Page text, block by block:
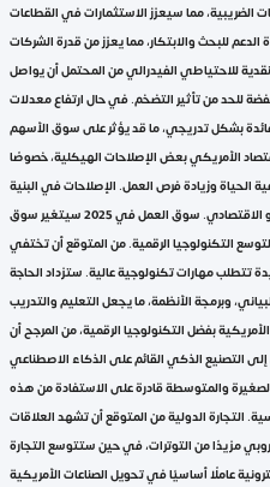
الضريبية، مما سيعزز الاستثمارات في القطاعات
للبحث والابتكار، مما يعزز من قدرة الشركات
للاحتياطي الفيدرالي من المحتمل أن يواصل
للحد من تأثير التضخم. في حال ارتفاع معدلات
بشكل تدريجي، ما قد يؤثر على سوق الأسهم
الأمريكي بعض الإصلاحات الهيكلية، خصوصًا
الحياة وزيادة فرص العمل. الإصلاحات في البنية
التحتية الرقمية أيضًا ستكون حاسمة لتسريع النمو الاقتصادي. سوق العمل في 2025 سيتغير سوق
بشكل كبير بحلول 2025 نتيجة لتوسع التكنولوجيا الرقمية. من المتوقع أن تختفي
تتطلب مهارات تكنولوجية عالية. ستزداد الحاجة
وبرمجة الأنظمة، ما يجعل التعليم والتدريب
بفضل التكنولوجيا الرقمية، من المرجح أن
التصنيع الذكي القائم على الذكاء الاصطناعي
والمتوسطة قادرة على الاستفادة من هذه
التجارة الدولية من المتوقع أن تشهد العلاقات
مزيدًا من التوترات، في حين ستتوسع التجارة
عاملًا أساسيًا في تحويل الصناعات الأمريكية